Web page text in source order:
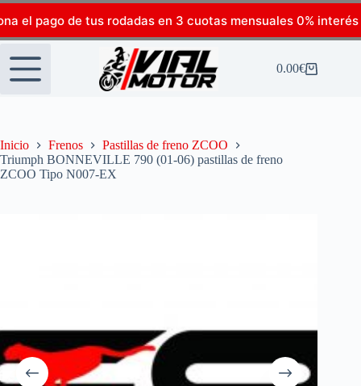
el pago de tus rodadas en 3 cuotas mensuales 0% interés
0.00€
Inicio Frenos
Pastillas de freno ZCOO
Triumph BONNEVILLE 790 (01-06) pastillas de freno
ZCOO Tipo N007-EX